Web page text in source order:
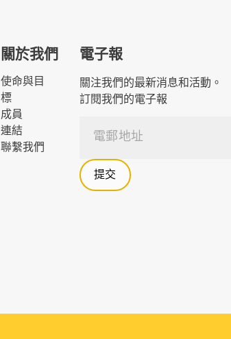
關於我們
使命與目
標
成員
連結
聯繫我們
電子報
關注我們的最新消息和活動。
訂閱我們的電子報